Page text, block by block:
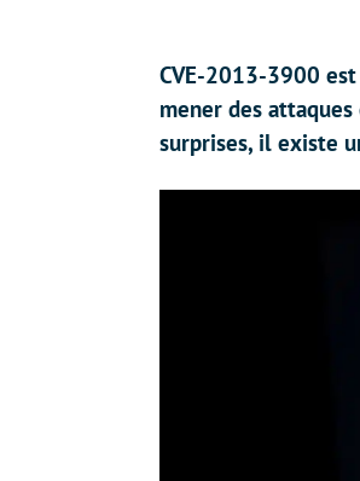
CVE-2013-3900
mener des
surprises, il existe